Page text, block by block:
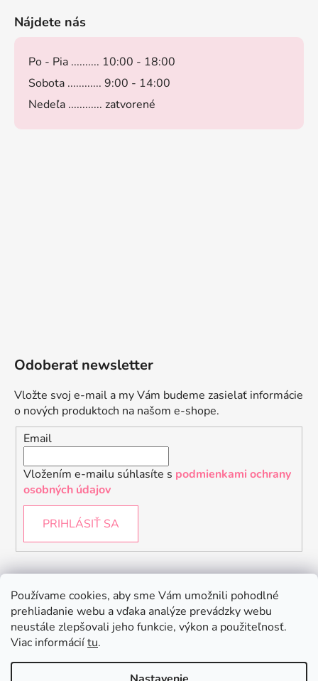
Používame cookies, aby sme Vám umožnili pohodlné
prehliadanie webu a vďaka analýze prevádzky webu
neustále zlepšovali jeho funkcie, výkon a použiteľnosť.
Viac informáciítu.
Nájdete nás
Po - Pia .......... 10:00 - 18:00
Sobota ............ 9:00 - 14:00
Nedeľa ............ zatvorené
Odoberať newsletter
Vložte svoj e-mail a my Vám budeme zasielať informácie
o nových produktoch na našom e-shope.
Email
Vložením e-mailu súhlasíte s podmienkami ochrany
osobných údajov
PRIHLÁSIŤ SA
Instagram